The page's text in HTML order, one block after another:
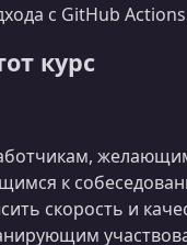
с GitHub
курс
к
скорость и